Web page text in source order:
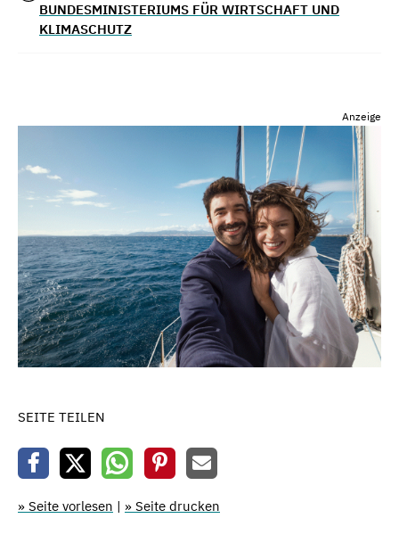
BUNDESMINISTERIUMS FÜR WIRTSCHAFT UND
KLIMASCHUTZ
Anzeige
SEITE TEILEN
» Seite vorlesen | » Seite drucken